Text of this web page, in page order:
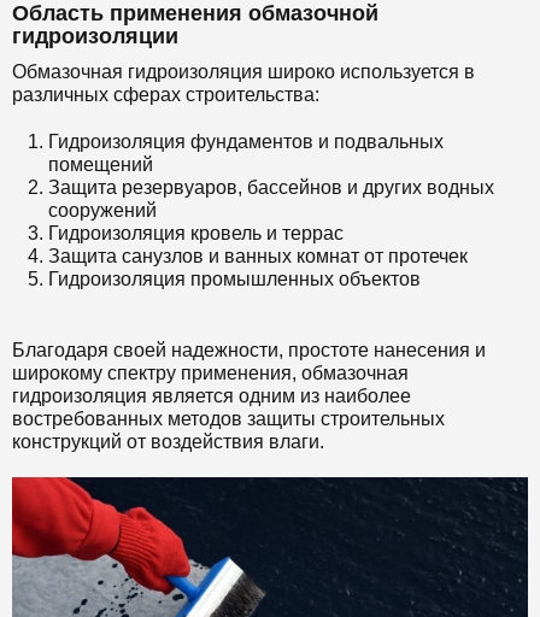
Область применения обмазочной
гидроизоляции
Обмазочная гидроизоляция широко используется в
различных сферах строительства:
Гидроизоляция фундаментов и подвальных
помещений
Защита резервуаров, бассейнов и других водных
сооружений
Гидроизоляция кровель и террас
Защита санузлов и ванных комнат от протечек
Гидроизоляция промышленных объектов
Благодаря своей надежности, простоте нанесения и
широкому спектру применения, обмазочная
гидроизоляция является одним из наиболее
востребованных методов защиты строительных
конструкций от воздействия влаги.